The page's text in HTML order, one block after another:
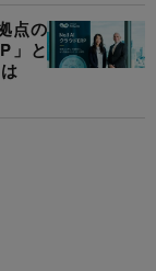
点の
」と